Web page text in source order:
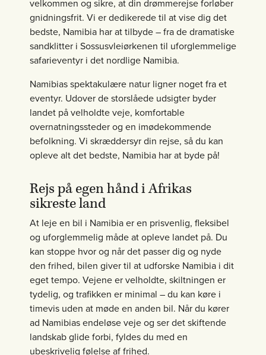
velkommen og sikre, at din drømmerejse forløber
gnidningsfrit. Vi er dedikerede til at vise dig det
bedste, Namibia har at tilbyde – fra de dramatiske
sandklitter i Sossusvleiørkenen til uforglemmelige
safarieventyr i det nordlige Namibia.
Namibias spektakulære natur ligner noget fra et
eventyr. Udover de storslåede udsigter byder
landet på velholdte veje, komfortable
overnatningssteder og en imødekommende
befolkning. Vi skræddersyr din rejse, så du kan
opleve alt det bedste, Namibia har at byde på!
Rejs på egen hånd i Afrikas
sikreste land
At leje en bil i Namibia er en prisvenlig, fleksibel
og uforglemmelig måde at opleve landet på. Du
kan stoppe hvor og når det passer dig og nyde
den frihed, bilen giver til at udforske Namibia i dit
eget tempo. Vejene er velholdte, skiltningen er
tydelig, og trafikken er minimal – du kan køre i
timevis uden at møde en anden bil. Når du kører
ad Namibias endeløse veje og ser det skiftende
landskab glide forbi, fyldes du med en
ubeskrivelig følelse af frihed.